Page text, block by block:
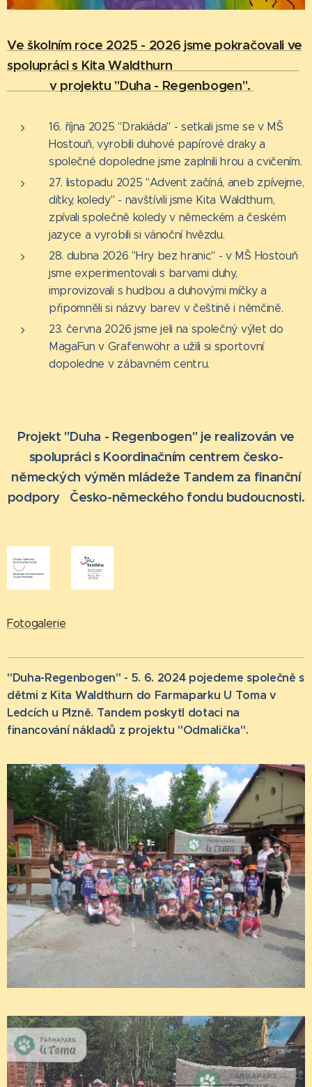
Ve školním roce 2025 - 2026 jsme pokračovali ve
spolupráci s Kita Waldthurn
v projektu "Duha - Regenbogen".
16. října 2025 "Drakiáda" - setkali jsme se v MŠ
Hostouň, vyrobili duhové papírové draky a
společné dopoledne jsme zaplnili hrou a cvičením.
27. listopadu 2025 "Advent začíná, aneb zpívejme,
dítky, koledy" - navštívili jsme Kita Waldthurn,
zpívali společně koledy v německém a českém
jazyce a vyrobili si vánoční hvězdu.
28. dubna 2026 "Hry bez hranic" - v MŠ Hostouň
jsme experimentovali s barvami duhy,
improvizovali s hudbou a duhovými míčky a
připomněli si názvy barev v češtině i němčině.
23. června 2026 jsme jeli na společný výlet do
MagaFun v Grafenwöhr a užili si sportovní
dopoledne v zábavném centru.
Projekt "Duha - Regenbogen" je realizován ve
spoluprácis Koordinačním centrem česko-
německých výměn mládeže Tandem za finanční
podpory Česko-německého fondu budoucnosti.
Fotogalerie
"Duha-Regenbogen" - 5. 6. 2024 pojedeme společně s
dětmi z Kita Waldthurn do Farmaparku U Toma v
Ledcích u Plzně. Tandem poskytl dotaci na
financování nákladů z projektu "Odmalička".